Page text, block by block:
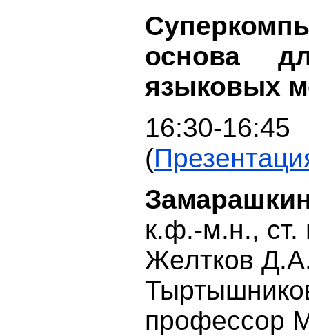
основа
языковых
16:30-16:45
(
к.ф.-м.н.,
Желтков
профессор